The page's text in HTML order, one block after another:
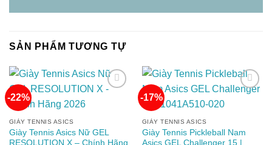
SẢN PHẨM TƯƠNG TỰ
-22%
GIÀY TENNIS ASICS
Giày Tennis Asics Nữ GEL
RESOLUTION X – Chính Hãng
-17%
GIÀY TENNIS ASICS
Giày Tennis Pickleball Nam
Asics GEL Challenger 15 |